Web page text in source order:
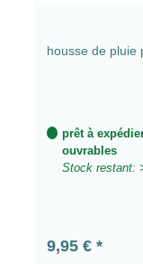
housse de pluie
prêt à
ouvrables
Stock restant:
Prix régulier :
9,95 €